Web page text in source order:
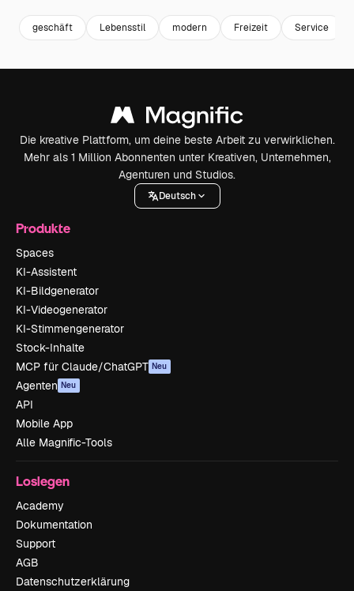
geschäft Lebensstil modern Freizeit Service
Die kreative Plattform, um deine beste Arbeit zu verwirklichen.
Mehr als 1 Million Abonnenten unter Kreativen, Unternehmen,
Agenturen und Studios.
Deutsch
Produkte
Spaces
KI-Assistent
KI-Bildgenerator
KI-Videogenerator
KI-Stimmengenerator
Stock-Inhalte
MCP für Claude/ChatGPT Neu
Agenten Neu
API
Mobile App
Alle Magnific-Tools
Loslegen
Academy
Dokumentation
Support
AGB
Datenschutzerklärung